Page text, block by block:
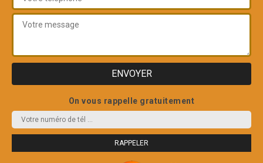
On vous rappelle gratuitement